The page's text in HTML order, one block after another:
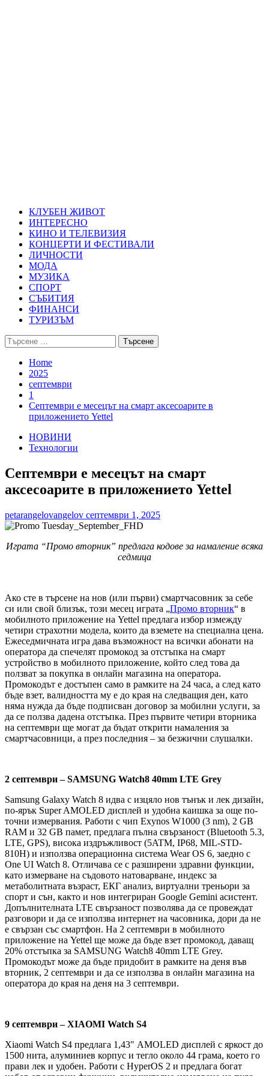
КЛУБЕН ЖИВОТ
ИНТЕРЕСНО
КИНО И ТЕЛЕВИЗИЯ
КОНЦЕРТИ И ФЕСТИВАЛИ
ЛИЧНОСТИ
МОДА
МУЗИКА
СПОРТ
СЪБИТИЯ
ФИНАНСИ
ТУРИЗЪМ
Търсене
за:
Home
2025
септември
1
Септември е месецът на смарт аксесоарите в
приложението Yettel
НОВИНИ
Технологии
Септември е месецът на смарт
аксесоарите в приложението Yettel
petarangelovangelov септември 1, 2025
Играта “Промо вторник” предлага кодове за намаление всяка
седмица
Ако сте в търсене на нов (или първи) смартчасовник за себе
си или свой близък, този месец играта „Промо вторник“ в
мобилното приложение на Yettel предлага избор измежду
четири страхотни модела, които да вземете на специална цена.
Ежеседмичната игра дава възможност на всички абонати на
оператора да спечелят промокод за отстъпка на смарт
устройство в мобилното приложение, който след това да
ползват за покупка в онлайн магазина на оператора.
Промокодът е достъпен само в рамките на 24 часа, а след като
бъде взет, валидността му е до края на следващия ден, като
няма нужда да бъде подписван договор за мобилни услуги, за
да се ползва дадена отстъпка. През първите четири вторника
на септември ще могат да бъдат открити намаления за
смартчасовници, а през последния – за безжични слушалки.
2 септември – SAMSUNG Watch8 40mm LTE Grey
Samsung Galaxy Watch 8 идва с изцяло нов тънък и лек дизайн,
по-ярък Super AMOLED дисплей и удобна каишка за още по-
точни измервания. Работи с чип Exynos W1000 (3 nm), 2 GB
RAM и 32 GB памет, предлага пълна свързаност (Bluetooth 5.3,
LTE, GPS), висока издръжливост (5ATM, IP68, MIL-STD-
810H) и използва операционна система Wear OS 6, заедно с
One UI Watch 8. Отличава се с разширени здравни функции,
като измерване на съдовото натоварване, индекс за
метаболитната възраст, ЕКГ анализ, виртуални треньори за
спорт и сън, както и нов интегриран Google Gemini асистент.
Допълнителната LTE свързаност позволява да се провеждат
разговори и да се използва интернет на часовника, дори да не
е свързан със смартфон. На 2 септември в мобилното
приложение на Yettel ще може да бъде взет промокод, даващ
20% отстъпка за SAMSUNG Watch8 40mm LTE Grey.
Промокодът може да бъде придобит в рамките на деня във
вторник, 2 септември и да се използва в онлайн магазина на
оператора до края на деня на 3 септември.
9 септември – XIAOMI Watch S4
Xiaomi Watch S4 предлага 1,43″ AMOLED дисплей с яркост до
1500 нита, алуминиев корпус и тегло около 44 грама, което го
прави лек и удобен. Работи с HyperOS 2 и предлага богат